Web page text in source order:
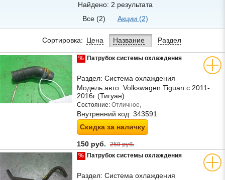
Найдено: 2 результата
Все (2) Акции (2)
Сортировка: Цена Название Раздел
% Патрубок системы охлаждения
Раздел: Система охлаждения
Модель авто: Volkswagen Tiguan с 2011-
2016г (Тигуан)
Состояние: Отличное,
Внутренний код: 343591
Скидка за наличку
150 руб. 250 руб.
% Патрубок системы охлаждения
Раздел: Система охлаждения